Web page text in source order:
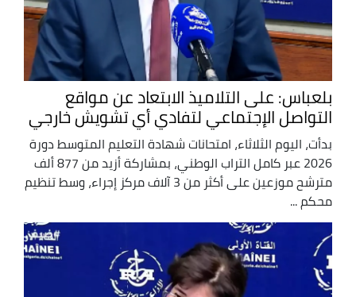
بلعباس: على التلاميذ الابتعاد عن مواقع
التواصل الإجتماعي لتفادي أي تشويش خارجي
بدأت، اليوم الثلاثاء، امتحانات شهادة التعليم المتوسط دورة
2026 عبر كامل التراب الوطني، بمشاركة أزيد من 877 ألف
مترشح موزعين على أكثر من 3 آلاف مركز إجراء، وسط تنظيم
محكم ...